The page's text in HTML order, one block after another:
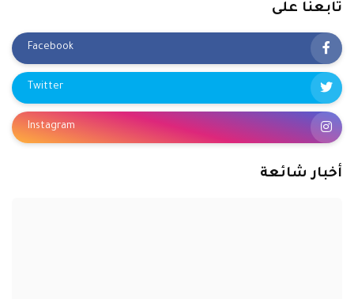
تابعنا على
Facebook
Twitter
Instagram
أخبار شائعة